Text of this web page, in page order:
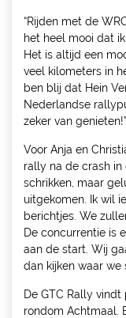
“Rijden met de
het heel mooi dat
Het is altijd een
veel kilometers in
ben blij dat Hein
Nederlandse
zeker van genieten!”
Voor Anja en
rally na de crash in
schrikken, maar
uitgekomen. Ik wil
berichtjes. We
De concurrentie is
aan de start. Wij
dan kijken waar we
De GTC Rally
rondom Achtmaal.